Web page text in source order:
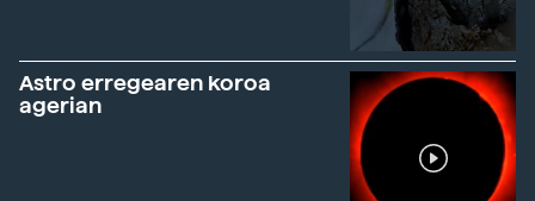
Astro erregearen koroa
agerian